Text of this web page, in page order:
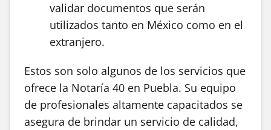
validar documentos que serán
utilizados tanto en México como en el
extranjero.
Estos son solo algunos de los servicios que
ofrece la Notaría 40 en Puebla. Su equipo
de profesionales altamente capacitados se
asegura de brindar un servicio de calidad,